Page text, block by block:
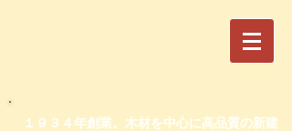
​１９３４年創業。木材を中心に高品質の新建